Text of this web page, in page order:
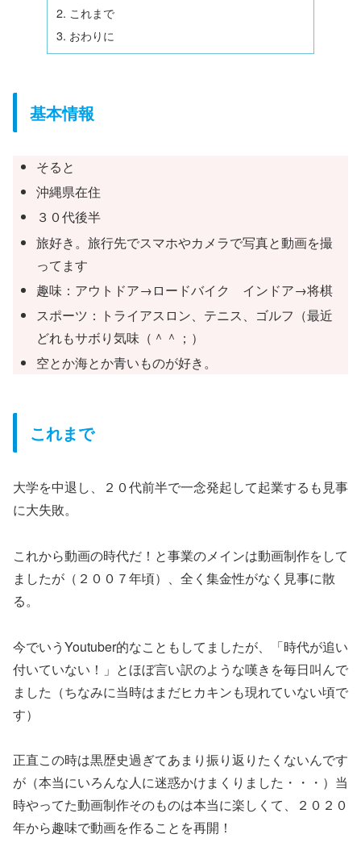
これまで
おわりに
基本情報
そると
沖縄県在住
３０代後半
旅好き。旅行先でスマホやカメラで写真と動画を撮
ってます
趣味：アウトドア→ロードバイク インドア→将棋
スポーツ：トライアスロン、テニス、ゴルフ（最近
どれもサボり気味（＾＾；）
空とか海とか青いものが好き。
これまで
大学を中退し、２０代前半で一念発起して起業するも見事
に大失敗。
これから動画の時代だ！と事業のメインは動画制作をして
ましたが（２００７年頃）、全く集金性がなく見事に散
る。
今でいうYoutuber的なこともしてましたが、「時代が追い
付いていない！」とほぼ言い訳のような嘆きを毎日叫んで
ました（ちなみに当時はまだヒカキンも現れていない頃で
す）
正直この時は黒歴史過ぎてあまり振り返りたくないんです
が（本当にいろんな人に迷惑かけまくりました・・・）当
時やってた動画制作そのものは本当に楽しくて、２０２０
年から趣味で動画を作ることを再開！